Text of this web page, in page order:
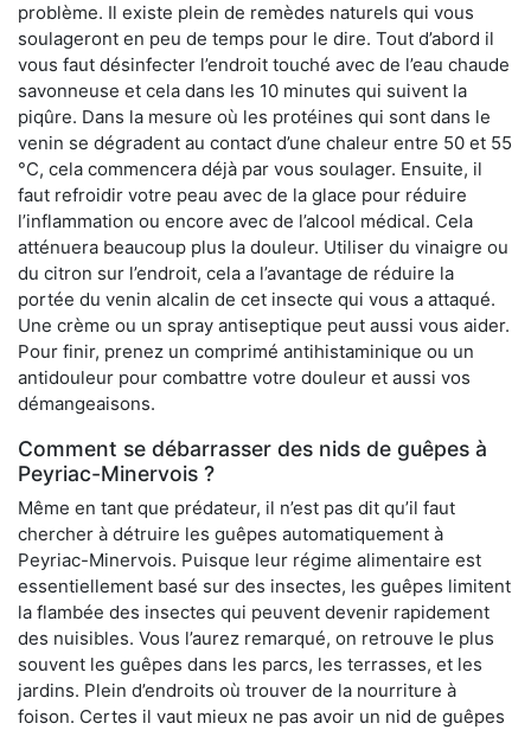
problème. Il existe plein de remèdes naturels qui vous
soulageront en peu de temps pour le dire. Tout d’abord il
vous faut désinfecter l’endroit touché avec de l’eau chaude
savonneuse et cela dans les 10 minutes qui suivent la
piqûre. Dans la mesure où les protéines qui sont dans le
venin se dégradent au contact d’une chaleur entre 50 et 55
°C, cela commencera déjà par vous soulager. Ensuite, il
faut refroidir votre peau avec de la glace pour réduire
l’inflammation ou encore avec de l’alcool médical. Cela
atténuera beaucoup plus la douleur. Utiliser du vinaigre ou
du citron sur l’endroit, cela a l’avantage de réduire la
portée du venin alcalin de cet insecte qui vous a attaqué.
Une crème ou un spray antiseptique peut aussi vous aider.
Pour finir, prenez un comprimé antihistaminique ou un
antidouleur pour combattre votre douleur et aussi vos
démangeaisons.
Comment se débarrasser des nids de guêpes à
Peyriac-Minervois ?
Même en tant que prédateur, il n’est pas dit qu’il faut
chercher à détruire les guêpes automatiquement à
Peyriac-Minervois. Puisque leur régime alimentaire est
essentiellement basé sur des insectes, les guêpes limitent
la flambée des insectes qui peuvent devenir rapidement
des nuisibles. Vous l’aurez remarqué, on retrouve le plus
souvent les guêpes dans les parcs, les terrasses, et les
jardins. Plein d’endroits où trouver de la nourriture à
foison. Certes il vaut mieux ne pas avoir un nid de guêpes